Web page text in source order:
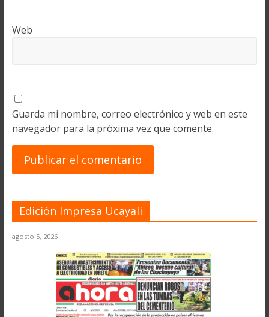
Web
Guarda mi nombre, correo electrónico y web en este
navegador para la próxima vez que comente.
Edición Impresa Ucayali
agosto 5, 2026